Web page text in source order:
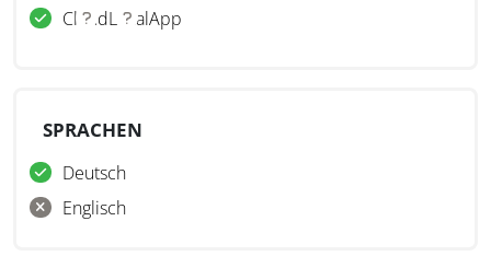
CloudLokalApp
SPRACHEN
Deutsch
Englisch